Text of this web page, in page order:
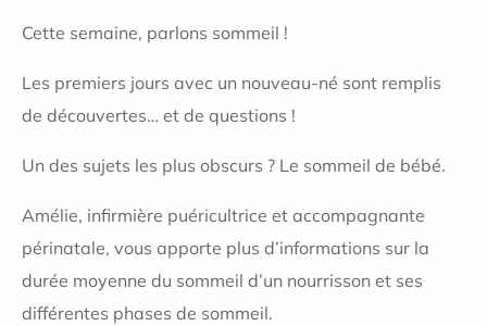
Cette semaine, parlons sommeil !
Les premiers jours avec un nouveau-né sont remplis
de découvertes… et de questions !
Un des sujets les plus obscurs ? Le sommeil de bébé.
Amélie, infirmière puéricultrice et accompagnante
périnatale, vous apporte plus d’informations sur la
durée moyenne du sommeil d’un nourrisson et ses
différentes phases de sommeil.